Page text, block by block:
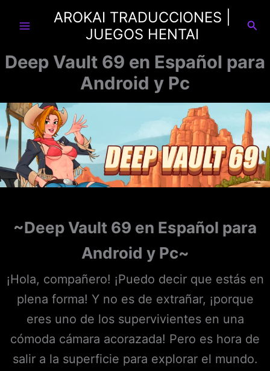
AROKAI TRADUCCIONES |
JUEGOS HENTAI
Deep Vault 69 en Español para
Android y Pc
~Deep Vault 69 en Español para
Android y Pc~
¡Hola, compañero! ¡Puedo decir que estás en
plena forma! Y no es de extrañar, ¡porque
eres uno de los supervivientes en una
cómoda cámara acorazada! Pero es hora de
salir a la superficie para explorar el mundo.